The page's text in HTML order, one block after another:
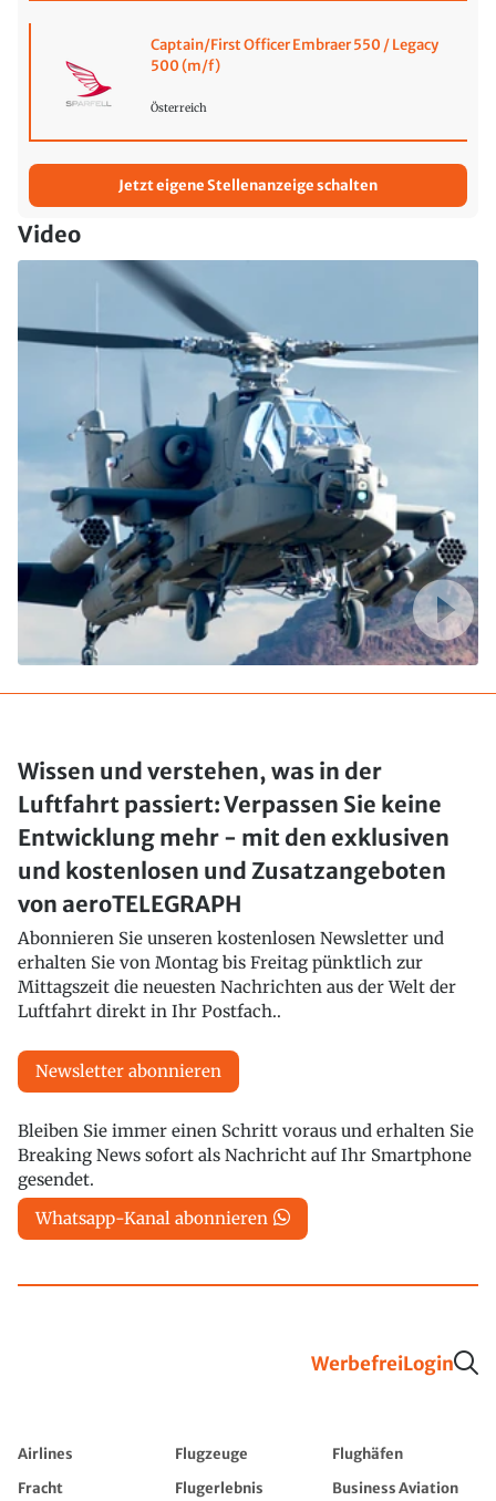
Captain/First Officer Embraer 550 / Legacy
500 (m/f)
Österreich
Jetzt eigene Stellenanzeige schalten
Video
Wissen und verstehen, was in der
Luftfahrt passiert: Verpassen Sie keine
Entwicklung mehr - mit den exklusiven
und kostenlosen und Zusatzangeboten
von aeroTELEGRAPH
Abonnieren Sie unseren kostenlosen Newsletter und
erhalten Sie von Montag bis Freitag pünktlich zur
Mittagszeit die neuesten Nachrichten aus der Welt der
Luftfahrt direkt in Ihr Postfach..
Newsletter abonnieren
Bleiben Sie immer einen Schritt voraus und erhalten Sie
Breaking News sofort als Nachricht auf Ihr Smartphone
gesendet.
Whatsapp-Kanal abonnieren
WerbefreiLogin
Airlines Flugzeuge
Flughäfen
Fracht
Flugerlebnis
Business Aviation